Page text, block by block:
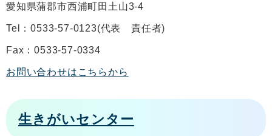
愛知県蒲郡市西浦町田土山3-4
Tel：0533-57-0123 代表 責任者
Fax：0533-57-0334
お問い合わせはこちらから
生きがいセンター